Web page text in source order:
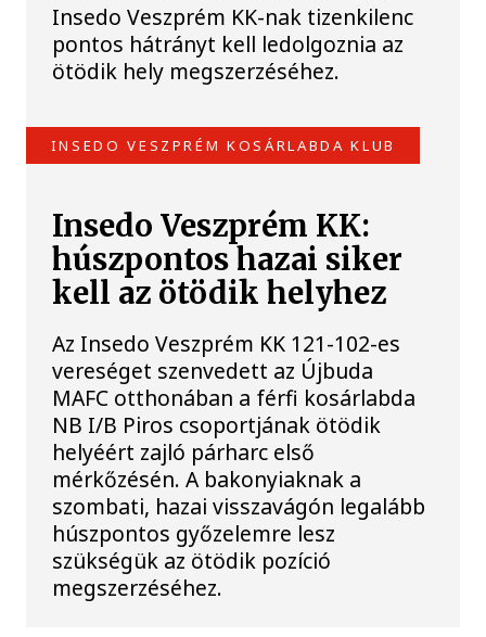
Insedo Veszprém KK-nak tizenkilenc
pontos hátrányt kell ledolgoznia az
ötödik hely megszerzéséhez.
INSEDO VESZPRÉM KOSÁRLABDA KLUB
Insedo Veszprém KK:
húszpontos hazai siker
kell az ötödik helyhez
Az Insedo Veszprém KK 121-102-es
vereséget szenvedett az Újbuda
MAFC otthonában a férfi kosárlabda
NB I/B Piros csoportjának ötödik
helyéért zajló párharc első
mérkőzésén. A bakonyiaknak a
szombati, hazai visszavágón legalább
húszpontos győzelemre lesz
szükségük az ötödik pozíció
megszerzéséhez.